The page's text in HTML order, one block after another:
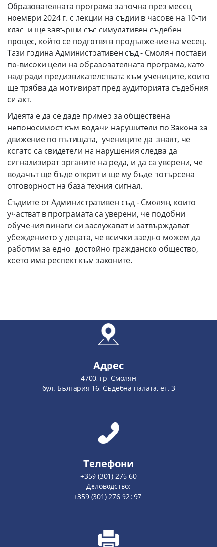
Образователната програма започна през месец
ноември 2024 г. с лекции на съдии в часове на 10-ти
клас и ще завърши със симулативен съдебен
процес, който се подготвя в продължение на месец.
Тази година Административен съд - Смолян постави
по-високи цели на образователната програма, като
надгради предизвикателствата към учениците, които
ще трябва да мотивират пред аудиторията съдебния
си акт.
Идеята е да се даде пример за обществена
непоносимост към водачи нарушители по Закона за
движение по пътищата, учениците да знаят, че
когато са свидетели на нарушения следва да
сигнализират органите на реда, и да са уверени, че
водачът ще бъде открит и ще му бъде потърсена
отговорност на база техния сигнал.
Съдиите от Административен съд - Смолян, които
участват в програмата са уверени, че подобни
обучения винаги си заслужават и затвърждават
убеждението у децата, че всички заедно можем да
работим за едно достойно гражданско общество,
което има респект към законите.
Адрес
4700, гр. Смолян
бул. България 16, Съдебна палата, ет. 3
Телефони
+359 (301) 276 60
Деловодство:
+359 (301) 276 92÷97